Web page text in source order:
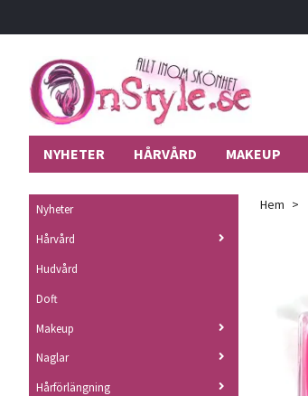
NYHETER HÅRVÅRD MAKEUP
Nyheter
Hårvård
Hudvård
Doft
Makeup
Naglar
Hårförlängning
Hem